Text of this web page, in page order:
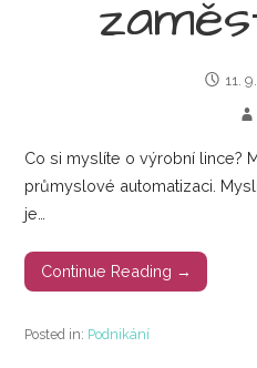
11.
Co si myslíte o výrobní lince?
průmyslové automatizaci.
je…
Continue Reading →
Posted in: Podnikání